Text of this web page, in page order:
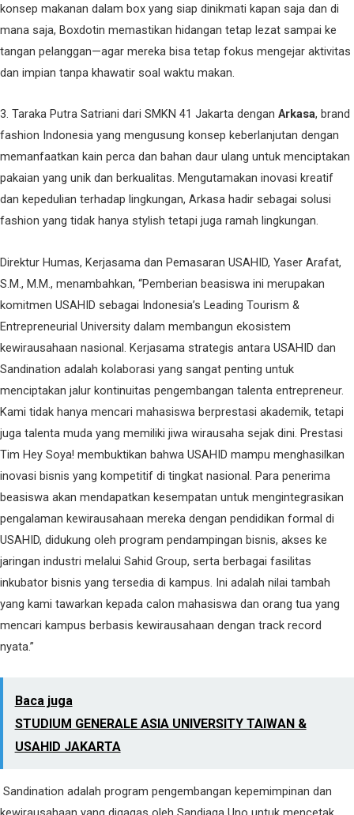
konsep makanan dalam box yang siap dinikmati kapan saja dan di
mana saja, Boxdotin memastikan hidangan tetap lezat sampai ke
tangan pelanggan—agar mereka bisa tetap fokus mengejar aktivitas
dan impian tanpa khawatir soal waktu makan.
3. Taraka Putra Satriani dari SMKN 41 Jakarta dengan Arkasa, brand
fashion Indonesia yang mengusung konsep keberlanjutan dengan
memanfaatkan kain perca dan bahan daur ulang untuk menciptakan
pakaian yang unik dan berkualitas. Mengutamakan inovasi kreatif
dan kepedulian terhadap lingkungan, Arkasa hadir sebagai solusi
fashion yang tidak hanya stylish tetapi juga ramah lingkungan.
Direktur Humas, Kerjasama dan Pemasaran USAHID, Yaser Arafat,
S.M., M.M., menambahkan, “Pemberian beasiswa ini merupakan
komitmen USAHID sebagai Indonesia’s Leading Tourism &
Entrepreneurial University dalam membangun ekosistem
kewirausahaan nasional. Kerjasama strategis antara USAHID dan
Sandination adalah kolaborasi yang sangat penting untuk
menciptakan jalur kontinuitas pengembangan talenta entrepreneur.
Kami tidak hanya mencari mahasiswa berprestasi akademik, tetapi
juga talenta muda yang memiliki jiwa wirausaha sejak dini. Prestasi
Tim Hey Soya! membuktikan bahwa USAHID mampu menghasilkan
inovasi bisnis yang kompetitif di tingkat nasional. Para penerima
beasiswa akan mendapatkan kesempatan untuk mengintegrasikan
pengalaman kewirausahaan mereka dengan pendidikan formal di
USAHID, didukung oleh program pendampingan bisnis, akses ke
jaringan industri melalui Sahid Group, serta berbagai fasilitas
inkubator bisnis yang tersedia di kampus. Ini adalah nilai tambah
yang kami tawarkan kepada calon mahasiswa dan orang tua yang
mencari kampus berbasis kewirausahaan dengan track record
nyata.”
Baca juga
STUDIUM GENERALE ASIA UNIVERSITY TAIWAN &
USAHID JAKARTA
Sandination adalah program pengembangan kepemimpinan dan